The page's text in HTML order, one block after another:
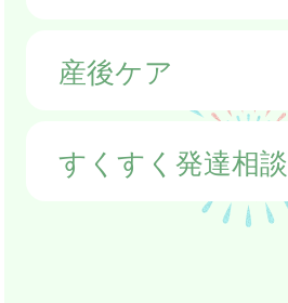
産後ケア
すくすく発達相談